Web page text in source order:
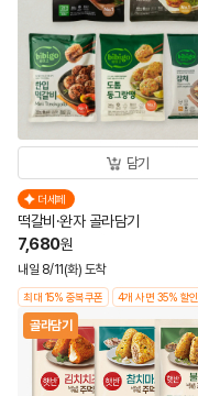
담기
더세페
떡갈비·완자 골라담기
7,680원
내일 8/11(화) 도착
최대 15% 중복쿠폰 4개 사면 35% 할인
골라담기